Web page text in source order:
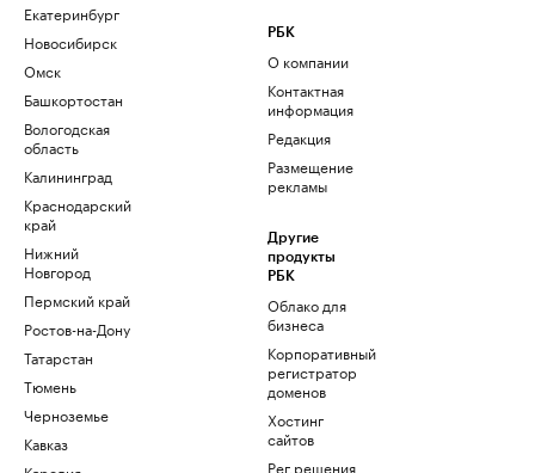
Екатеринбург
Новосибирск
Омск
Башкортостан
Вологодская
область
Калининград
Краснодарский
край
Нижний
Новгород
Пермский край
Ростов-на-Дону
Татарстан
Тюмень
Черноземье
Кавказ
РБК
О компании
Контактная
информация
Редакция
Размещение
рекламы
Другие
продукты
РБК
Облако для
бизнеса
Корпоративный
регистратор
доменов
Хостинг
сайтов
Рег.решения